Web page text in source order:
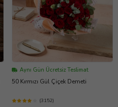
Aynı Gün Ücretsiz Teslimat
50 Kırmızı Gül Çiçek Demeti
(3152)